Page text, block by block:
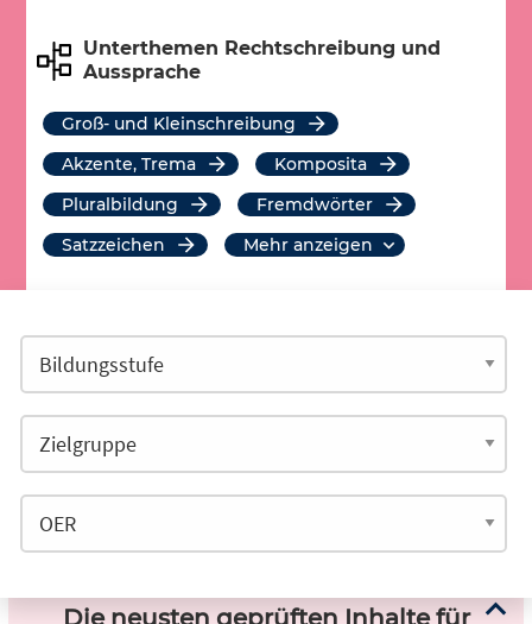
Unterthemen Rechtschreibung und
Aussprache
Groß- und Kleinschreibung
Akzente, Trema
Komposita
Pluralbildung
Fremdwörter
Satzzeichen
mehr anzeigen